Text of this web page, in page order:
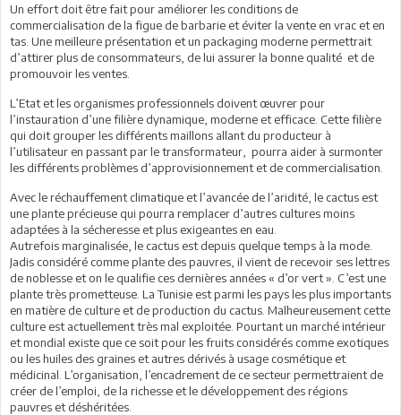
Un effort doit être fait pour améliorer les conditions de
commercialisation de la figue de barbarie et éviter la vente en vrac et en
tas. Une meilleure présentation et un packaging moderne permettrait
d’attirer plus de consommateurs, de lui assurer la bonne qualité et de
promouvoir les ventes.
L’Etat et les organismes professionnels doivent œuvrer pour
l’instauration d’une filière dynamique, moderne et efficace. Cette filière
qui doit grouper les différents maillons allant du producteur à
l’utilisateur en passant par le transformateur, pourra aider à surmonter
les différents problèmes d’approvisionnement et de commercialisation.
Avec le réchauffement climatique et l’avancée de l’aridité, le cactus est
une plante précieuse qui pourra remplacer d’autres cultures moins
adaptées à la sécheresse et plus exigeantes en eau.
Autrefois marginalisée, le cactus est depuis quelque temps à la mode.
Jadis considéré comme plante des pauvres, il vient de recevoir ses lettres
de noblesse et on le qualifie ces dernières années « d’or vert ». C’est une
plante très prometteuse. La Tunisie est parmi les pays les plus importants
en matière de culture et de production du cactus. Malheureusement cette
culture est actuellement très mal exploitée. Pourtant un marché intérieur
et mondial existe que ce soit pour les fruits considérés comme exotiques
ou les huiles des graines et autres dérivés à usage cosmétique et
médicinal. L’organisation, l’encadrement de ce secteur permettraient de
créer de l’emploi, de la richesse et le développement des régions
pauvres et déshéritées.